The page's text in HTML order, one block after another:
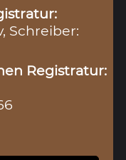
Schreiber:
Registratur: